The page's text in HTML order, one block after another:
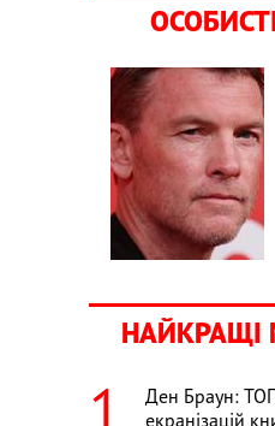
НАЙКРАЩІ
Ден Браун:
екранізацій